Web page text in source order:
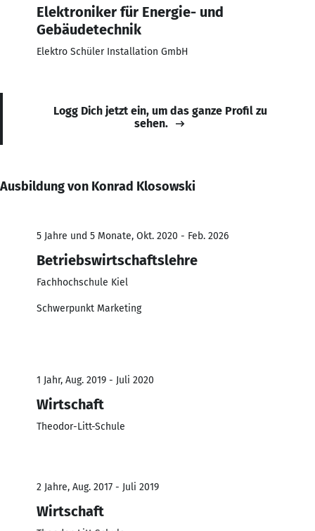
Elektroniker für Energie- und
Gebäudetechnik
Elektro Schüler Installation GmbH
Logg Dich jetzt ein, um das ganze Profil zu
sehen.
Ausbildung von Konrad Klosowski
5 Jahre und 5 Monate, Okt. 2020 - Feb. 2026
Betriebswirtschaftslehre
Fachhochschule Kiel
Schwerpunkt Marketing
1 Jahr, Aug. 2019 - Juli 2020
Wirtschaft
Theodor-Litt-Schule
2 Jahre, Aug. 2017 - Juli 2019
Wirtschaft